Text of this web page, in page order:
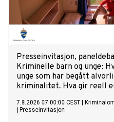
Presseinvitasjon,
Kriminelle barn og unge:
unge som har begått
kriminalitet. Hva gir reell
7.8.2026 07:00:00 CEST
Presseinvitasjon